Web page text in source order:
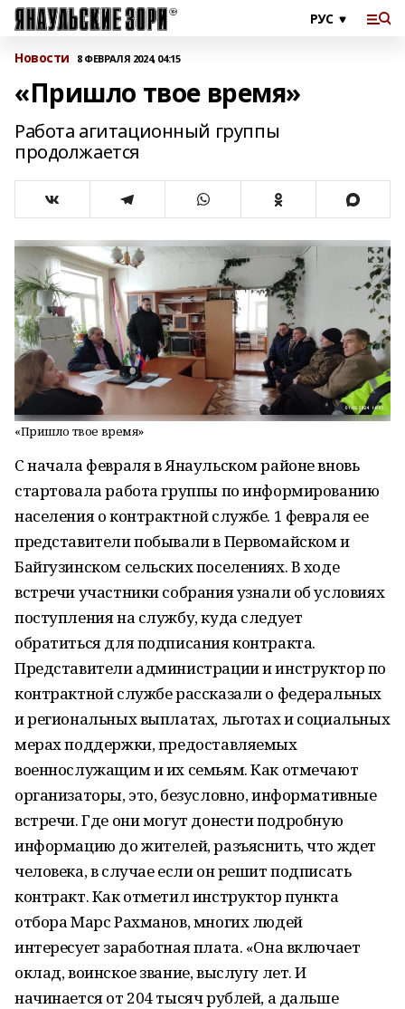
Новости 8 ФЕВРАЛЯ 2024, 04:15
«Пришло твое время»
Работа агитационный группы
продолжается
«Пришло твое время»
С начала февраля в Янаульском районе вновь
стартовала работа группы по информированию
населения о контрактной службе. 1 февраля ее
представители побывали в Первомайском и
Байгузинском сельских поселениях. В ходе
встречи участники собрания узнали об условиях
поступления на службу, куда следует
обратиться для подписания контракта.
Представители администрации и инструктор по
контрактной службе рассказали о федеральных
и региональных выплатах, льготах и социальных
мерах поддержки, предоставляемых
военнослужащим и их семьям. Как отмечают
организаторы, это, безусловно, информативные
встречи. Где они могут донести подробную
информацию до жителей, разъяснить, что ждет
человека, в случае если он решит подписать
контракт. Как отметил инструктор пункта
отбора Марс Рахманов, многих людей
интересует заработная плата. «Она включает
оклад, воинское звание, выслугу лет. И
начинается от 204 тысяч рублей, а дальше